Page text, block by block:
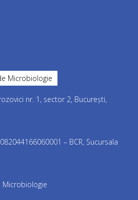
Microbiologie
nr. 1, sector 2, București,
– BCR, Sucursala
Microbiologie